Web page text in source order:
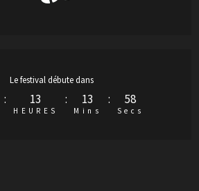
Le festival débute dans
: 13
HEURES
: 13
Mins
: 57
Secs